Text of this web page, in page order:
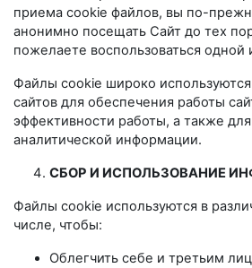
приема cookie файлов, вы по-
анонимно посещать Сайт до тех
пожелаете воспользоваться одной
Файлы cookie широко
сайтов для обеспечения работы
эффективности работы, а также
аналитической информации.
СБОР И ИСПОЛЬЗОВАНИЕ
Файлы cookie используются в
числе, чтобы:
Облегчить себе и третьим